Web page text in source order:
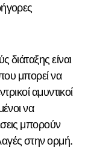
είναι
μπορεί να
αμυντικοί
να
μπορούν
στην ορμή.